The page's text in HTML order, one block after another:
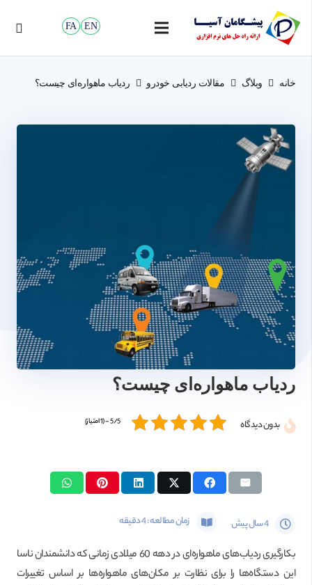
FA EN
خانه وبلاگ مقالات ردیابی خودرو ردیاب ماهواره‌ای چیست؟
ردیاب ماهواره‌ای چیست؟
بدون دیدگاه 5/5 - (1 امتیاز)
4 سال پیش زمان مطالعه :4دقیقه
بکارگیری ردیاب‌های ماهواره‌ای در دهه 60 میلادی زمانی که دانشمندان ناسا
این دستگاه‌ها را برای نظارت بر مکان‌های ماهواره‌ها بر اساس تغییرات